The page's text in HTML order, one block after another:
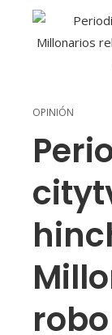
OPINIÓN